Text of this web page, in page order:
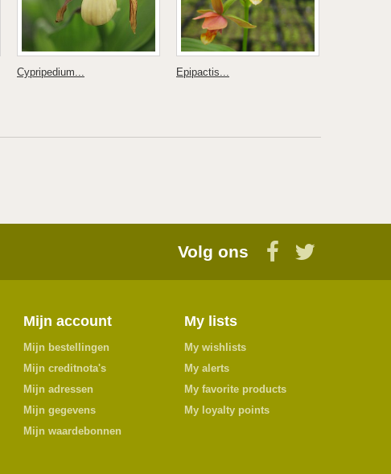
Cypripedium... Epipactis...
Volg ons
Mijn account
Mijn bestellingen
Mijn creditnota's
Mijn adressen
Mijn gegevens
Mijn waardebonnen
My lists
My wishlists
My alerts
My favorite products
My loyalty points